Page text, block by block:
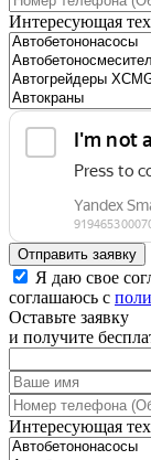
Интересующая
Отправить заявку
Я даю свое
соглашаюсь с
Оставьте заявку
и получите
Интересующая